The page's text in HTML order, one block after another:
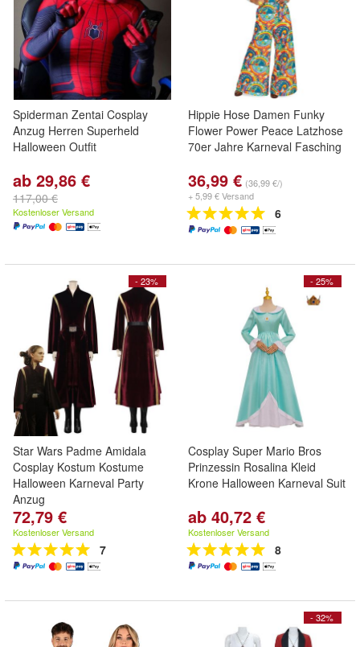
Spiderman Zentai Cosplay
Anzug Herren Superheld
Halloween Outfit
ab 29,86 €
117,00 €
Kostenloser Versand
Hippie Hose Damen Funky
Flower Power Peace Latzhose
70er Jahre Karneval Fasching
36,99 € (36,99 €/)
+ 5,99 € Versand
6
- 23%
Star Wars Padme Amidala
Cosplay Kostum Kostume
Halloween Karneval Party
Anzug
72,79 €
Kostenloser Versand
7
- 25%
Cosplay Super Mario Bros
Prinzessin Rosalina Kleid
Krone Halloween Karneval Suit
ab 40,72 €
Kostenloser Versand
8
- 32%